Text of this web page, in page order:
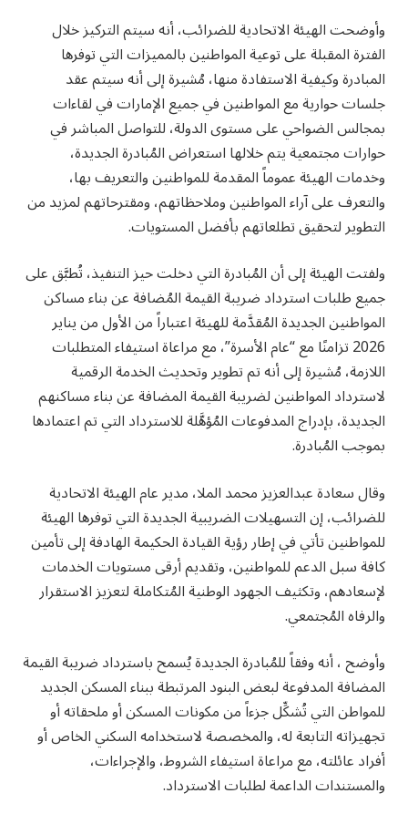
وأوضحت الهيئة الاتحادية للضرائب، أنه سيتم التركيز خلال
الفترة المقبلة على توعية المواطنين بالمميزات التي توفرها
المبادرة وكيفية الاستفادة منها، مُشيرة إلى أنه سيتم عقد
جلسات حوارية مع المواطنين في جميع الإمارات في لقاءات
بمجالس الضواحي على مستوى الدولة، للتواصل المباشر في
حوارات مجتمعية يتم خلالها استعراض المُبادرة الجديدة،
وخدمات الهيئة عموماً المقدمة للمواطنين والتعريف بها،
والتعرف على آراء المواطنين وملاحظاتهم، ومقترحاتهم لمزيد من
التطوير لتحقيق تطلعاتهم بأفضل المستويات.
ولفتت الهيئة إلى أن المُبادرة التي دخلت حيز التنفيذ، تُطبَّق على
جميع طلبات استرداد ضريبة القيمة المُضافة عن بناء مساكن
المواطنين الجديدة المُقدَّمة للهيئة اعتباراً من الأول من يناير
2026 تزامنًا مع “عام الأسرة”، مع مراعاة استيفاء المتطلبات
اللازمة، مُشيرة إلى أنه تم تطوير وتحديث الخدمة الرقمية
لاسترداد المواطنين لضريبة القيمة المضافة عن بناء مساكنهم
الجديدة، بإدراج المدفوعات المُؤهَّلة للاسترداد التي تم اعتمادها
بموجب المُبادرة.
وقال سعادة عبدالعزيز محمد الملا، مدير عام الهيئة الاتحادية
للضرائب، إن التسهيلات الضريبية الجديدة التي توفرها الهيئة
للمواطنين تأتي في إطار رؤية القيادة الحكيمة الهادفة إلى تأمين
كافة سبل الدعم للمواطنين، وتقديم أرقى مستويات الخدمات
لإسعادهم، وتكثيف الجهود الوطنية المُتكاملة لتعزيز الاستقرار
والرفاه المُجتمعي.
وأوضح ، أنه وفقاً للمُبادرة الجديدة يُسمح باسترداد ضريبة القيمة
المضافة المدفوعة لبعض البنود المرتبطة ببناء المسكن الجديد
للمواطن التي تُشكِّل جزءاً من مكونات المسكن أو ملحقاته أو
تجهيزاته التابعة له، والمخصصة لاستخدامه السكني الخاص أو
أفراد عائلته، مع مراعاة استيفاء الشروط، والإجراءات،
والمستندات الداعمة لطلبات الاسترداد.